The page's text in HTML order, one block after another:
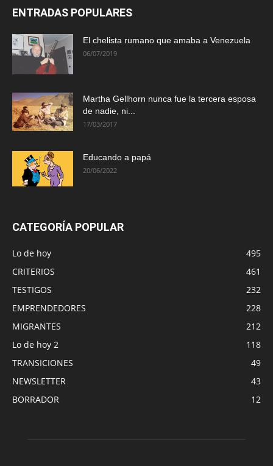
ENTRADAS POPULARES
El chelista rumano que amaba a Venezuela
06/07/2019
Martha Gellhorn nunca fue la tercera esposa
de nadie, ni...
17/03/2017
Educando a papá
20/06/2022
CATEGORÍA POPULAR
Lo de hoy
495
CRITERIOS
461
TESTIGOS
232
EMPRENDEDORES
228
MIGRANTES
212
Lo de hoy 2
118
TRANSICIONES
49
NEWSLETTER
43
BORRADOR
12